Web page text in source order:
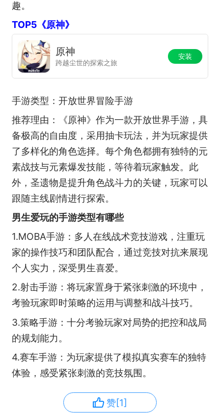
趣。
TOP5《原神》
原神
跨越尘世的探索之旅
安装
手游类型：开放世界冒险手游
推荐理由：《原神》作为一款开放世界手游，具
备极高的自由度，采用抽卡玩法，并为玩家提供
了多样化的角色选择。每个角色都拥有独特的元
素战技与元素爆发技能，等待着玩家触发。此
外，圣遗物是提升角色战斗力的关键，玩家可以
跟随主线剧情进行探索。
男生爱玩的手游类型有哪些
1.MOBA手游：多人在线战术竞技游戏，注重玩
家的操作技巧和团队配合，通过竞技对抗来展现
个人实力，深受男生喜爱。
2.射击手游：将玩家置身于紧张刺激的环境中，
考验玩家即时策略的运用与调整和战斗技巧。
3.策略手游：十分考验玩家对局势的把控和战局
的规划能力。
4.赛车手游：为玩家提供了模拟真实赛车的独特
体验，感受紧张刺激的竞技氛围。
赞[1]